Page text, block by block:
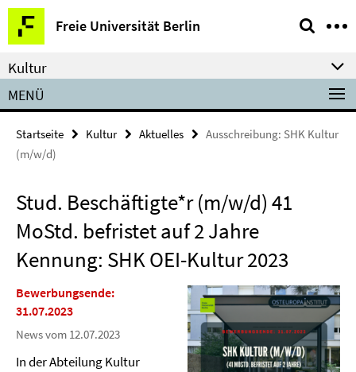
Springe
direkt
zu
Inhalt
Freie Universität Berlin
Service-
Navigation
Kultur
MENÜ
Startseite Kultur Aktuelles
Ausschreibung: SHK Kultur
(m/w/d)
Stud. Beschäftigte*r (m/w/d) 41
MoStd. befristet auf 2 Jahre
Kennung: SHK OEI-Kultur 2023
Bewerbungsende:
31.07.2023
News vom 12.07.2023
In der Abteilung Kultur